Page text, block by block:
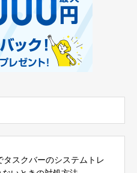
タスクバーのシステムトレ